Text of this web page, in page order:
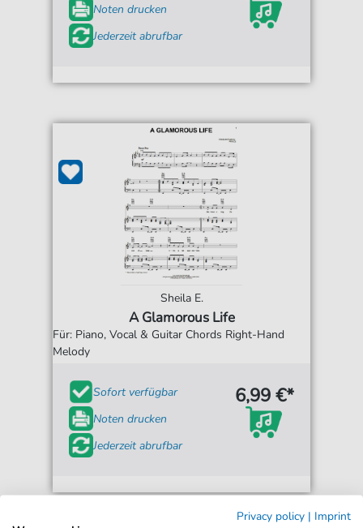
Noten drucken
Jederzeit abrufbar
Sheila E.
A Glamorous Life
Für: Piano, Vocal & Guitar Chords Right-Hand
Melody
Sofort verfügbar
Noten drucken
Jederzeit abrufbar
6,99 €*
Privacy policy | Imprint